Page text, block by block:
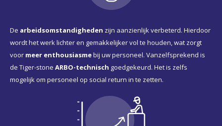
De arbeidsomstandigheden zijn aanzienlijk verbeterd. Hierdoor
wordt het werk lichter en gemakkelijker vol te houden, wat zorgt
voor meer enthousiasmebij uw personeel. Vanzelfsprekend is
de Tiger-stone ARBO-technisch goedgekeurd. Het is zelfs
mogelijk om personeel op social return in te zetten.